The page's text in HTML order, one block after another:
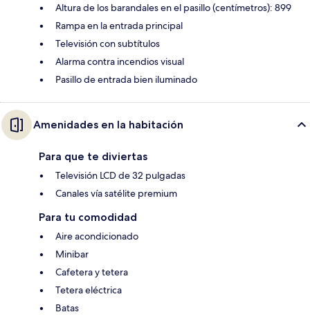
Altura de los barandales en el pasillo (centímetros): 899
Rampa en la entrada principal
Televisión con subtítulos
Alarma contra incendios visual
Pasillo de entrada bien iluminado
Amenidades en la habitación
Para que te diviertas
Televisión LCD de 32 pulgadas
Canales vía satélite premium
Para tu comodidad
Aire acondicionado
Minibar
Cafetera y tetera
Tetera eléctrica
Batas